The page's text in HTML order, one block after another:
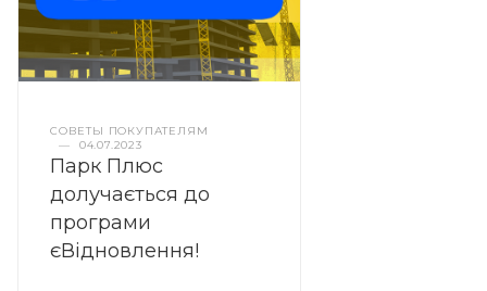
СОВЕТЫ ПОКУПАТЕЛЯМ
—
04.07.2023
Парк Плюс
долучається до
програми
єВідновлення!